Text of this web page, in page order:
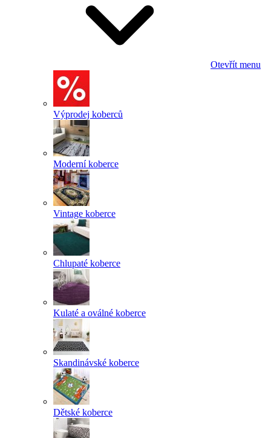
Otevřít menu
Výprodej koberců
Moderní koberce
Vintage koberce
Chlupaté koberce
Kulaté a oválné koberce
Skandinávské koberce
Dětské koberce